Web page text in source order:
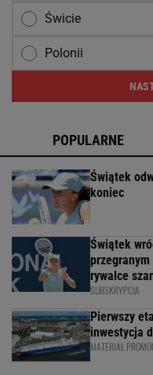
Świcie
Polonii
POPULARNE
Świątek
koniec
Świątek
rywalce
SUBSKRYPCJA
Pierwszy
inwestycja
MATERIAŁ